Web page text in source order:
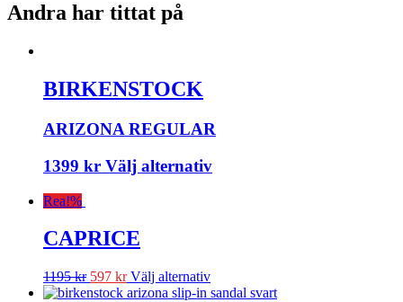
Andra har tittat på
BIRKENSTOCK
ARIZONA REGULAR
1399 kr Välj alternativ
Rea!%
CAPRICE
1195kr 597 kr Välj alternativ